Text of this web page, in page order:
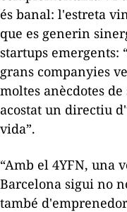
és banal: l'estreta
que es generin
startups emergents:
grans companyies
moltes anècdotes de
acostat un directiu
vida”.
“Amb el 4YFN, una
Barcelona sigui no
també